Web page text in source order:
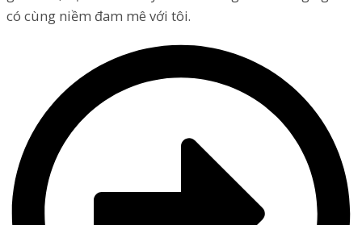
có cùng niềm đam mê với tôi.